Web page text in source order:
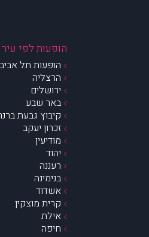
הופעות לפי עיר
הופעות תל
הרצליה
ירושלים
באר שבע
קיבוץ גבעת
זכרון יעקב
מודיעין
יהוד
רעננה
בנימינה
אשדוד
קרית מוצקין
אילת
חיפה